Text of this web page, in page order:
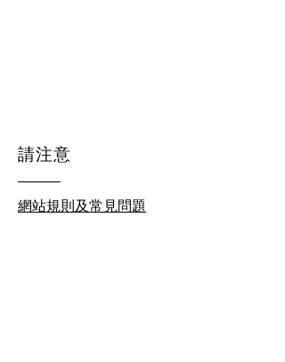
請注意
網站規則及常見問題